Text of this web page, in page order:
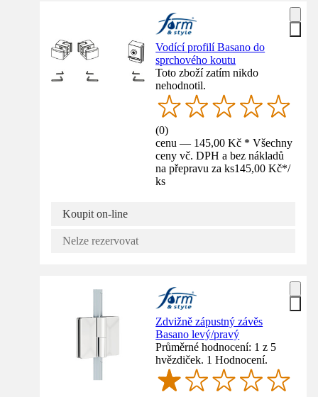
Vodící profilí Basano do
sprchového koutu
Toto zboží zatím nikdo
nehodnotil.
(0)
cenu — 145,00 Kč * Všechny
ceny vč. DPH a bez nákladů
na přepravu za ks145,00 Kč*/
ks
Koupit on-line
Nelze rezervovat
Zdvižně zápustný závěs
Basano levý/pravý
Průměrné hodnocení: 1 z 5
hvězdiček. 1 Hodnocení.